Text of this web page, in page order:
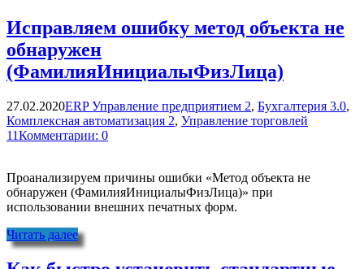
Исправляем ошибку метод объекта не
обнаружен
(ФамилияИнициалыФизЛица)
27.02.2020ERP Управление предприятием 2, Бухгалтерия 3.0,
Комплексная автоматизация 2, Управление торговлей
11Комментарии: 0
Проанализируем причины ошибки «Метод объекта не
обнаружен (ФамилияИнициалыФизЛица)» при
использовании внешних печатных форм.
Читать далее